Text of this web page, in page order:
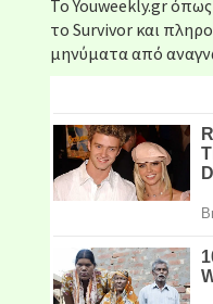
Το Youweekly.gr
το Survivor και
μηνύματα από